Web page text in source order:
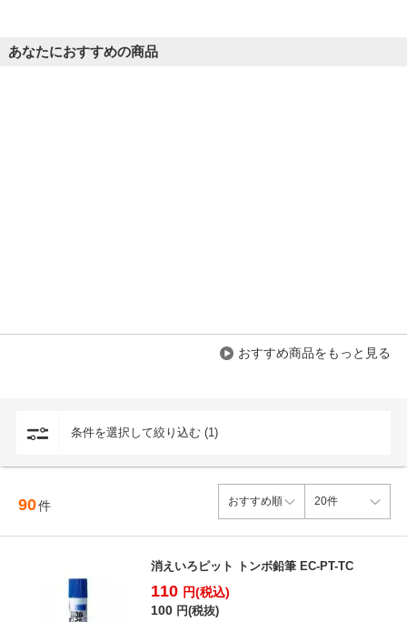
あなたにおすすめの商品
おすすめ商品をもっと見る
条件を選択して絞り込む (1)
90件
消えいろピット トンボ鉛筆 EC-PT-TC
110 円(税込)
100 円(税抜)